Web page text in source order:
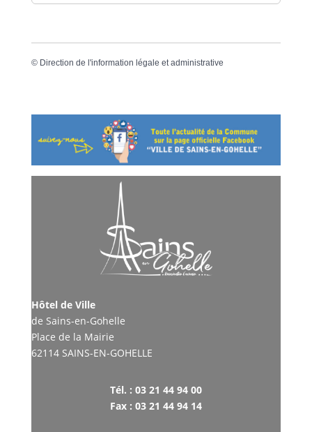
© Direction de l'information légale et administrative
Hôtel de Ville
de Sains-en-Gohelle
Place de la Mairie
62114 SAINS-EN-GOHELLE
Tél. : 03 21 44 94 00
Fax : 03 21 44 94 14